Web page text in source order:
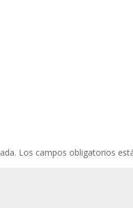
Los campos obligatorios